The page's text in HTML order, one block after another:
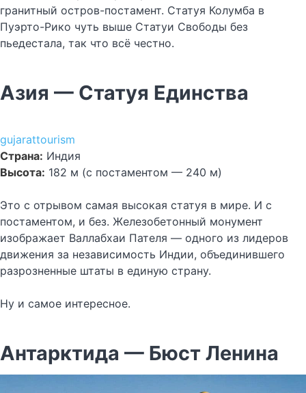
гранитный остров-постамент. Статуя Колумба в
Пуэрто-Рико чуть выше Статуи Свободы без
пьедестала, так что всё честно.
Азия — Статуя Единства
gujarattourism
Страна: Индия
Высота: 182 м (с постаментом — 240 м)
Это с отрывом самая высокая статуя в мире. И с
постаментом, и без. Железобетонный монумент
изображает Валлабхаи Пателя — одного из лидеров
движения за независимость Индии, объединившего
разрозненные штаты в единую страну.
Ну и самое интересное.
Антарктида — Бюст Ленина